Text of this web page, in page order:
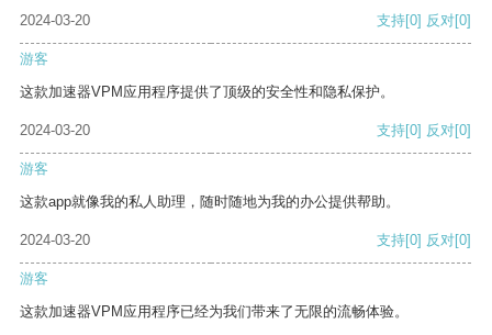
2024-03-20 支持[0] 反对[0]
游客
这款加速器VPM应用程序提供了顶级的安全性和隐私保护。
2024-03-20 支持[0] 反对[0]
游客
这款app就像我的私人助理，随时随地为我的办公提供帮助。
2024-03-20 支持[0] 反对[0]
游客
这款加速器VPM应用程序已经为我们带来了无限的流畅体验。